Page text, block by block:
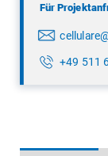
Für
+49 511